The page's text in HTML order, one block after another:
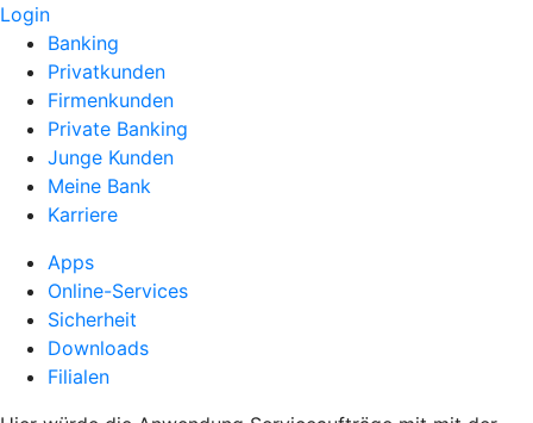
Login
Banking
Privatkunden
Firmenkunden
Private Banking
Junge Kunden
Meine Bank
Karriere
Apps
Online-Services
Sicherheit
Downloads
Filialen